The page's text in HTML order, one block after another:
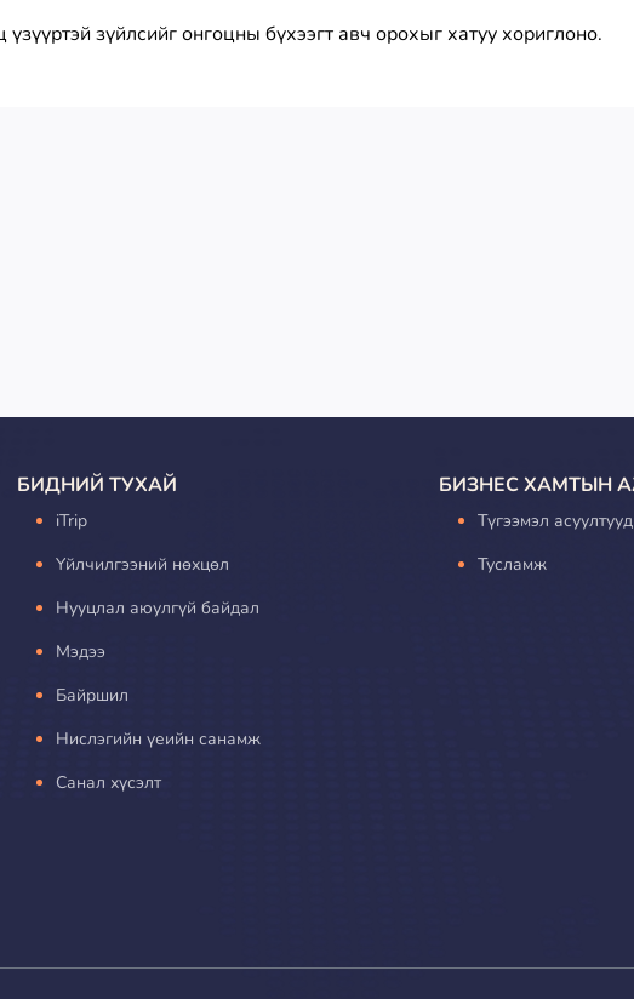
үзүүртэй зүйлсийг онгоцны бүхээгт авч орохыг хатуу хориглоно.
БИДНИЙ ТУХАЙ
iTrip
Үйлчилгээний нөхцөл
Нууцлал аюулгүй байдал
Мэдээ
Байршил
Нислэгийн үеийн санамж
Санал хүсэлт
БИЗНЕС ХАМТЫН
Түгээмэл асуултууд
Тусламж